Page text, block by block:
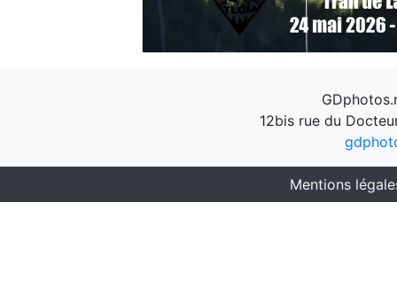
12bis rue du
Mentions